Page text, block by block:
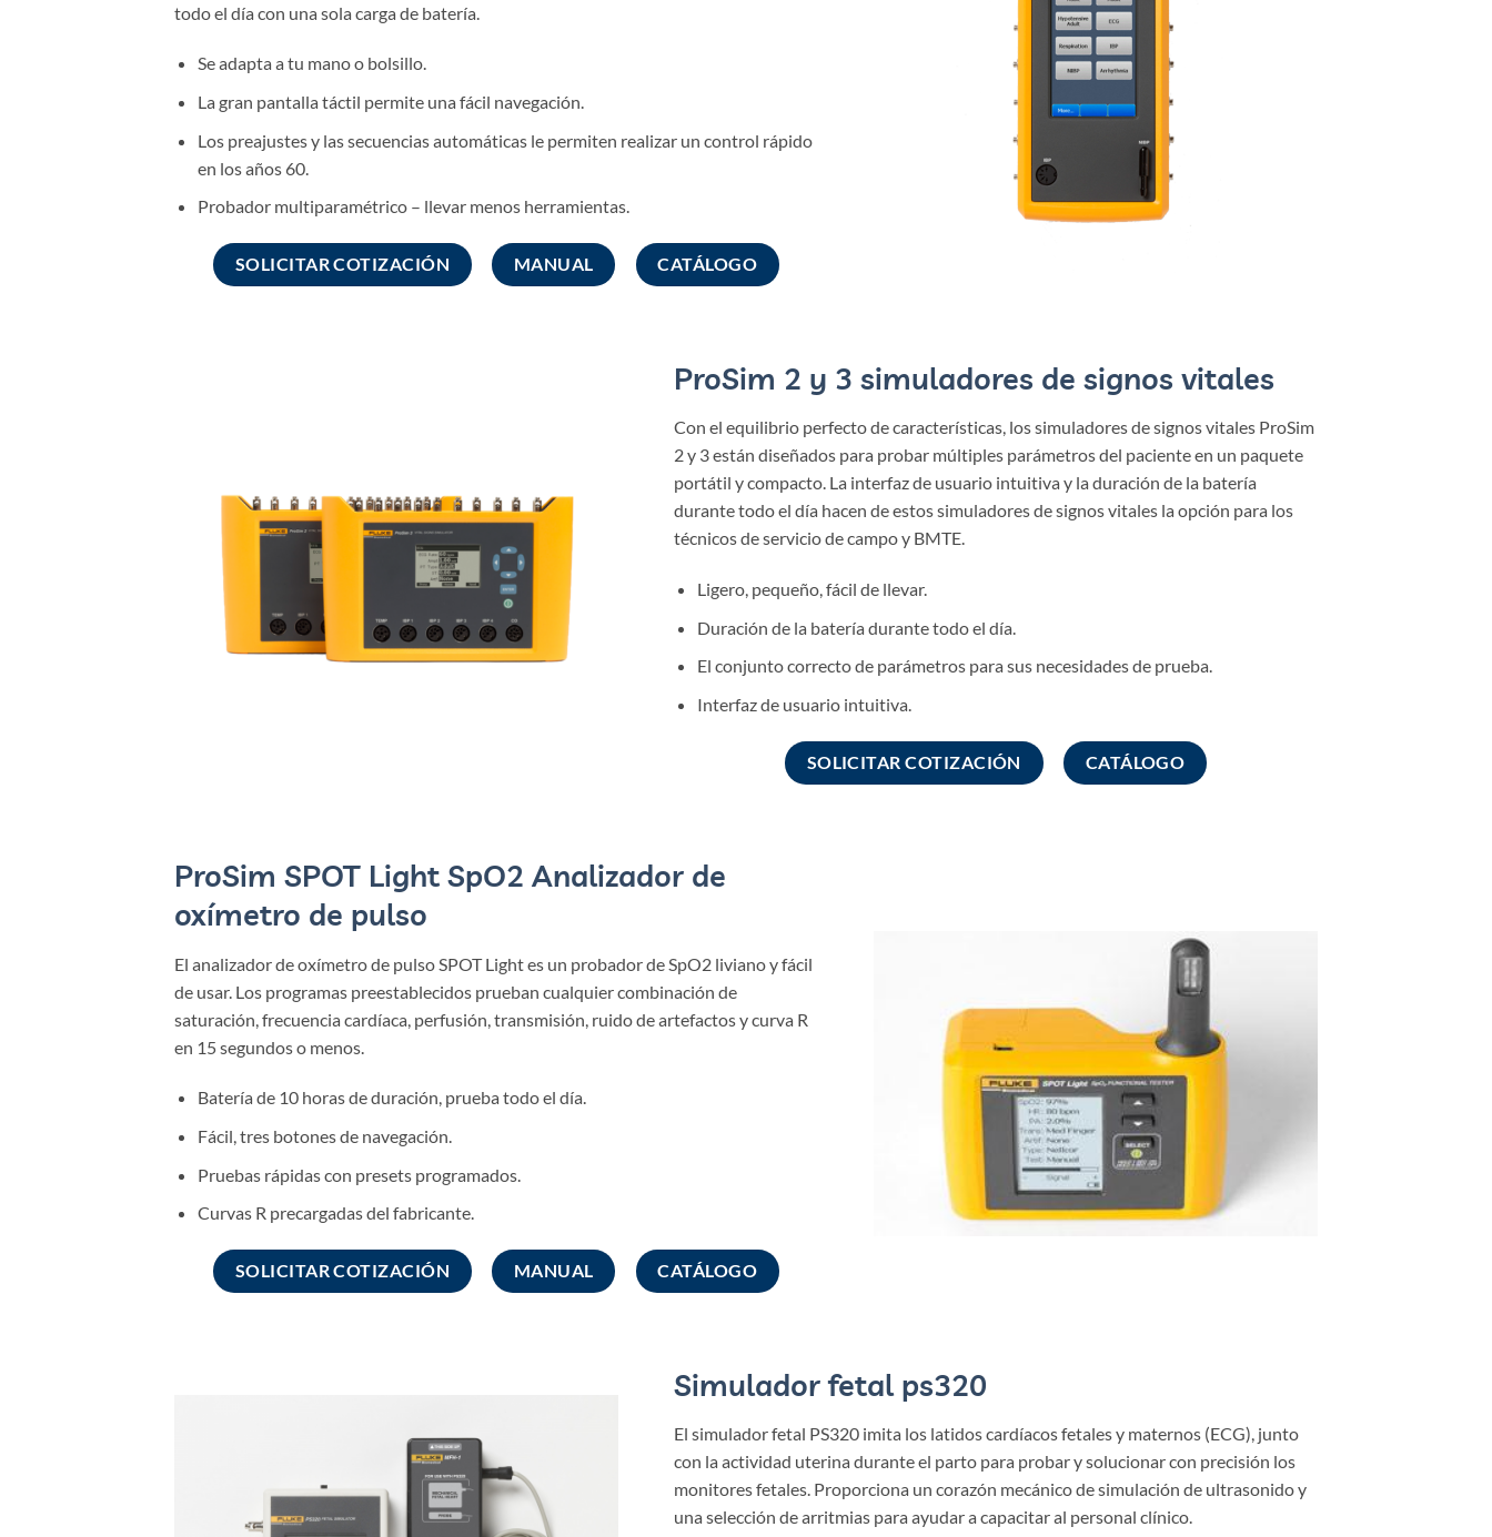
todo el día con una sola carga de batería.
Se adapta a tu mano o bolsillo.
La gran pantalla táctil permite una fácil navegación.
Los preajustes y las secuencias automáticas le permiten realizar un control rápido
en los años 60.
Probador multiparamétrico – llevar menos herramientas.
SOLICITAR COTIZACIÓN MANUAL CATÁLOGO
ProSim 2 y 3 simuladores de signos vitales
Con el equilibrio perfecto de características, los simuladores de signos vitales ProSim
2 y 3 están diseñados para probar múltiples parámetros del paciente en un paquete
portátil y compacto. La interfaz de usuario intuitiva y la duración de la batería
durante todo el día hacen de estos simuladores de signos vitales la opción para los
técnicos de servicio de campo y BMTE.
Ligero, pequeño, fácil de llevar.
Duración de la batería durante todo el día.
El conjunto correcto de parámetros para sus necesidades de prueba.
Interfaz de usuario intuitiva.
SOLICITAR COTIZACIÓN CATÁLOGO
ProSim SPOT Light SpO2 Analizador de
oxímetro de pulso
El analizador de oxímetro de pulso SPOT Light es un probador de SpO2 liviano y fácil
de usar. Los programas preestablecidos prueban cualquier combinación de
saturación, frecuencia cardíaca, perfusión, transmisión, ruido de artefactos y curva R
en 15 segundos o menos.
Batería de 10 horas de duración, prueba todo el día.
Fácil, tres botones de navegación.
Pruebas rápidas con presets programados.
Curvas R precargadas del fabricante.
SOLICITAR COTIZACIÓN MANUAL CATÁLOGO
Simulador fetal ps320
El simulador fetal PS320 imita los latidos cardíacos fetales y maternos (ECG), junto
con la actividad uterina durante el parto para probar y solucionar con precisión los
monitores fetales. Proporciona un corazón mecánico de simulación de ultrasonido y
una selección de arritmias para ayudar a capacitar al personal clínico.